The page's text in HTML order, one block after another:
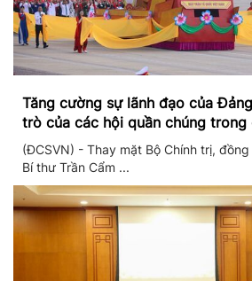
Tăng cường sự lãnh đạo của
trò của các hội quần chúng trong
triển mới
(ĐCSVN) - Thay mặt Bộ Chính trị,
Bí thư Trần Cẩm ...